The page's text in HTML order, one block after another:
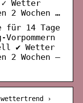
Wetter
2 Wochen …
für 14 Tage
✔ Wetter
2 Wochen –
›